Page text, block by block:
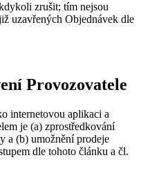
zrušit; tím nejsou
uzavřených Objednávek dle
Provozovatele
internetovou aplikaci a
je (a) zprostředkování
a (b) umožnění prodeje
dle tohoto článku a čl.